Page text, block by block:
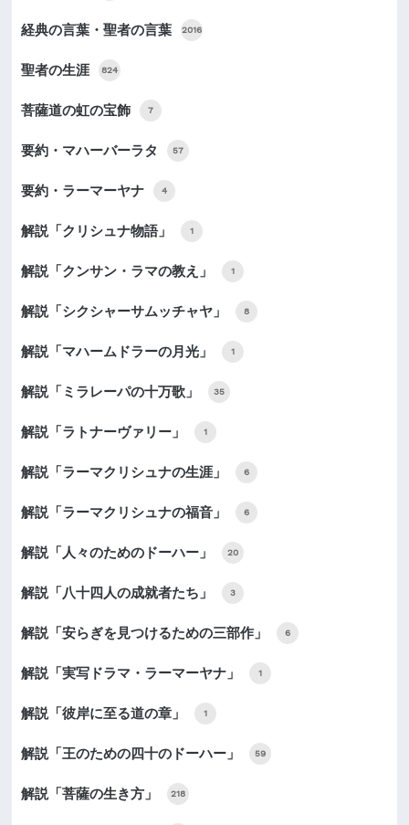
経典の言葉・聖者の言葉 2016
聖者の生涯 824
菩薩道の虹の宝飾 7
要約・マハーバーラタ 57
要約・ラーマーヤナ 4
解説「クリシュナ物語」 1
解説「クンサン・ラマの教え」 1
解説「シクシャーサムッチャヤ」 8
解説「マハームドラーの月光」 1
解説「ミラレーパの十万歌」 35
解説「ラトナーヴァリー」 1
解説「ラーマクリシュナの生涯」 6
解説「ラーマクリシュナの福音」 6
解説「人々のためのドーハー」 20
解説「八十四人の成就者たち」 3
解説「安らぎを見つけるための三部作」 6
解説「実写ドラマ・ラーマーヤナ」 1
解説「彼岸に至る道の章」 1
解説「王のための四十のドーハー」 59
解説「菩薩の生き方」 218